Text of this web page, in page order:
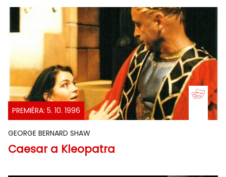
PREMIÉRA: 5. 10. 1996
GEORGE BERNARD SHAW
Caesar a Kleopatra